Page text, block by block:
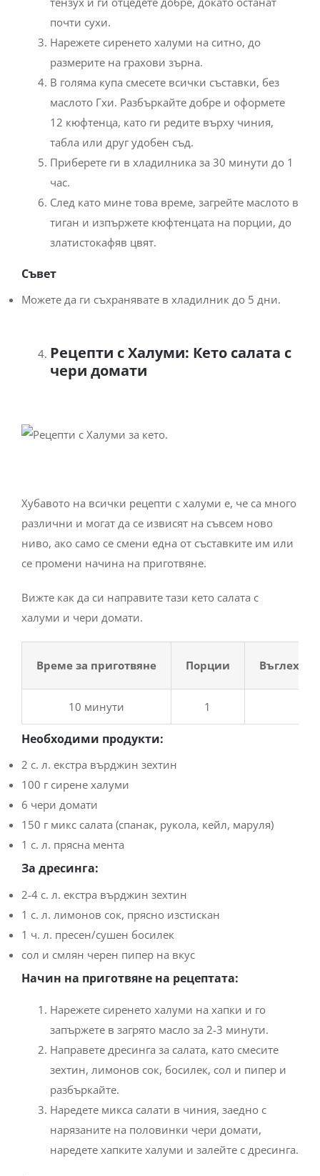
почти сухи.
Нарежете сиренето халуми на ситно, до
размерите на грахови зърна.
В голяма купа смесете всички съставки, без
маслото Гхи. Разбъркайте добре и оформете
12 кюфтенца, като ги редите върху чиния,
табла или друг удобен съд.
Приберете ги в хладилника за 30 минути до 1
час.
След като мине това време, загрейте маслото в
тиган и изпържете кюфтенцата на порции, до
златистокафяв цвят.
Съвет
Можете да ги съхранявате в хладилник до 5 дни.
Рецепти с Халуми: Кето салата с
чери домати
Хубавото на всички рецепти с халуми е, че са много
различни и могат да се извисят на съвсем ново
ниво, ако само се смени една от съставките им или
се промени начина на приготвяне.
Вижте как да си направите тази кето салата с
халуми и чери домати.
Време за приготвяне Порции
10 минути 1
Необходими продукти:
2 с. л. екстра върджин зехтин
100 г сирене халуми
6 чери домати
150 г микс салата (спанак, рукола, кейл, маруля)
1 с. л. прясна мента
За дресинга:
2-4 с. л. екстра върджин зехтин
1 с. л. лимонов сок, прясно изстискан
1 ч. л. пресен/сушен босилек
сол и смлян черен пипер на вкус
Начин на приготвяне на рецептата:
Нарежете сиренето халуми на хапки и го
запържете в загрято масло за 2-3 минути.
Направете дресинга за салата, като смесите
зехтин, лимонов сок, босилек, сол и пипер и
разбъркайте.
Наредете микса салати в чиния, заедно с
нарязаните на половинки чери домати,
наредете хапките халуми и залейте с дресинга.